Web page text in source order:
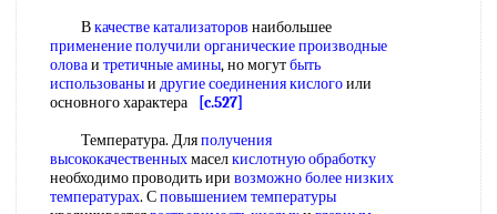
Вкачестве катализаторов наибольшее
применение получили органические производные
оловаи третичные амины, но могутбыть
использованыи другие соединения кислогоили
основного характера
[c.527]
Температура. Дляполучения
высококачественныхмаселкислотную обработку
необходимо проводить ири возможно болеенизких
температурах. Сповышением температуры